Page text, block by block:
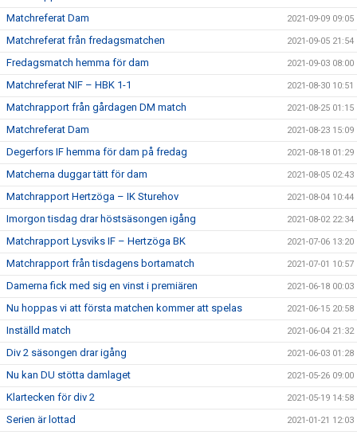
Matchreferat Dam 2021-09-09 09:05
Matchreferat från fredagsmatchen 2021-09-05 21:54
Fredagsmatch hemma för dam 2021-09-03 08:00
Matchreferat NIF – HBK 1-1 2021-08-30 10:51
Matchrapport från gårdagen DM match 2021-08-25 01:15
Matchreferat Dam 2021-08-23 15:09
Degerfors IF hemma för dam på fredag 2021-08-18 01:29
Matcherna duggar tätt för dam 2021-08-05 02:43
Matchrapport Hertzöga – IK Sturehov 2021-08-04 10:44
Imorgon tisdag drar höstsäsongen igång 2021-08-02 22:34
Matchrapport Lysviks IF – Hertzöga BK 2021-07-06 13:20
Matchrapport från tisdagens bortamatch 2021-07-01 10:57
Damerna fick med sig en vinst i premiären 2021-06-18 00:03
Nu hoppas vi att första matchen kommer att spelas 2021-06-15 20:58
Inställd match 2021-06-04 21:32
Div 2 säsongen drar igång 2021-06-03 01:28
Nu kan DU stötta damlaget 2021-05-26 09:00
Klartecken för div 2 2021-05-19 14:58
Serien är lottad 2021-01-21 12:03